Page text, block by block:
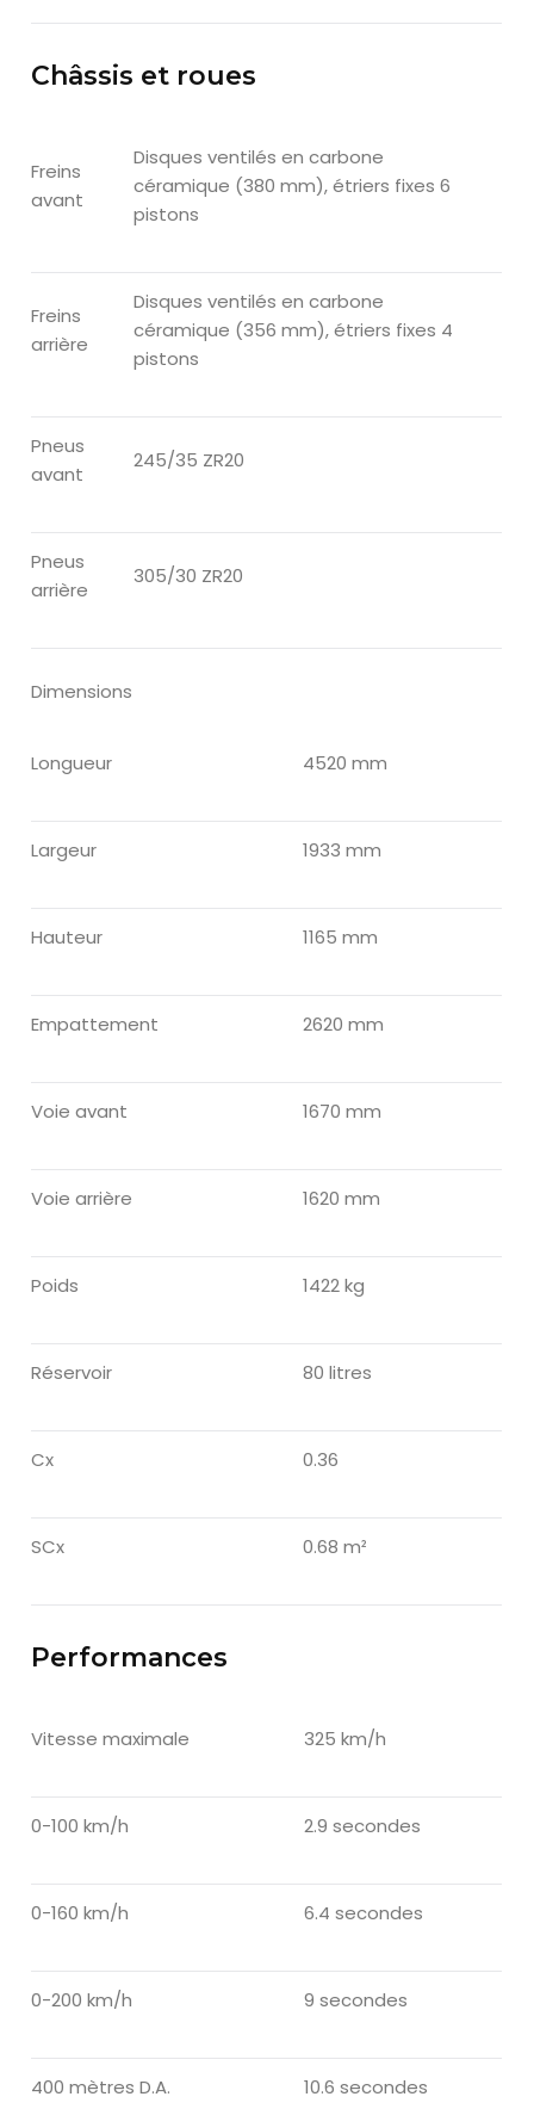
Châssis et roues
Freins
avant
Disques ventilés en carbone
céramique (380 mm), étriers fixes 6
pistons
Freins
arrière
Disques ventilés en carbone
céramique (356 mm), étriers fixes 4
pistons
Pneus
avant
245/35 ZR20
Pneus
arrière
305/30 ZR20
Dimensions
Longueur 4520 mm
Largeur 1933 mm
Hauteur 1165 mm
Empattement 2620 mm
Voie avant 1670 mm
Voie arrière 1620 mm
Poids 1422 kg
Réservoir 80 litres
Cx 0.36
SCx 0.68 m²
Performances
Vitesse maximale 325 km/h
0-100 km/h 2.9 secondes
0-160 km/h 6.4 secondes
0-200 km/h 9 secondes
400 mètres D.A. 10.6 secondes